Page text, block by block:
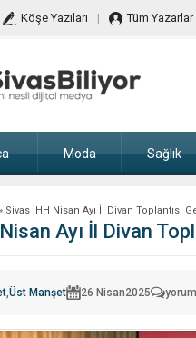
Köşe Yazıları Tüm Yazarlar
Moda Sağlık
Sivas İHH Nisan Ayı İl Divan Toplantısı
Ayı İl Divan
,Üst Manşet 26 Nisan2025
Sivas
Ayı